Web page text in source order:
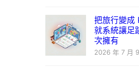
把旅行變成
就系統讓足
次擁有
2026 年 7 月